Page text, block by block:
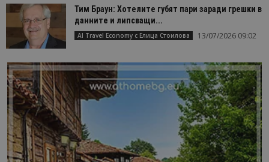
Тим Браун: Хотелите губят пари заради грешки в
данните и липсващи...
AI Travel Economy с Елица Стоилова 13/07/2026 09:02